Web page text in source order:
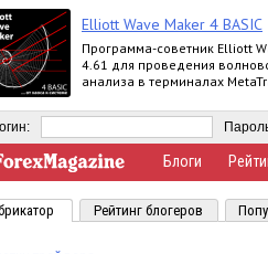
Elliott Wave Maker 4 BASIC
Программа-советник Elliott
4.61 для проведения
анализа в терминалах
Extended
Блоги
Рейтинг блогеров